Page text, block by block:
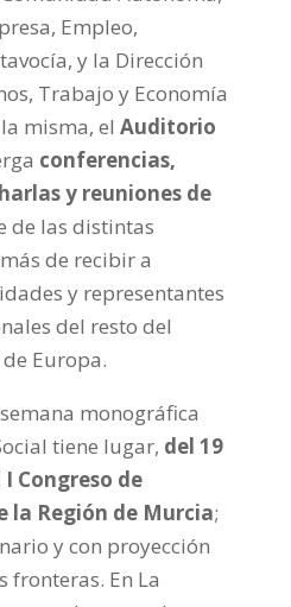
Empleo,
y la Dirección
Trabajo y Economía
misma, el Auditorio
conferencias,
y reuniones de
de las distintas
de recibir a
y representantes
del resto del
Europa.
monográfica
tiene lugar, del 19
Congreso de
la Región de Murcia;
y con proyección
fronteras. En La